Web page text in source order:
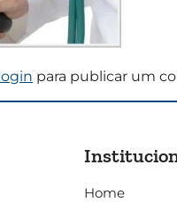
login para publicar um
Home